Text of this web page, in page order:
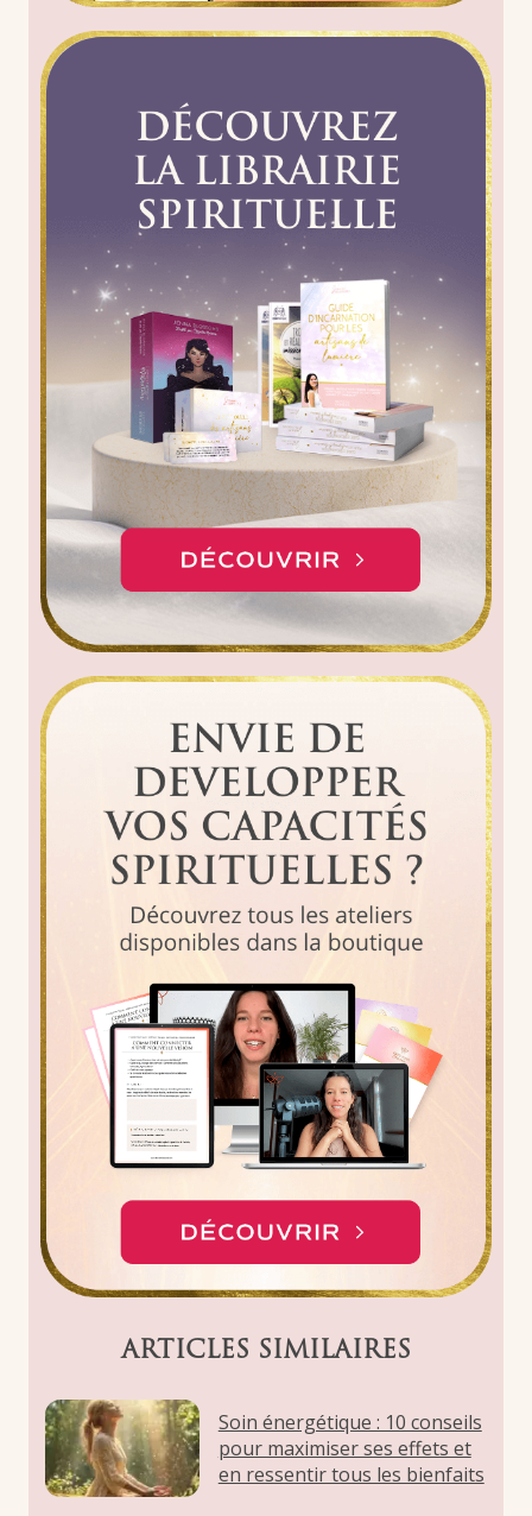
ARTICLES SIMILAIRES
Soin énergétique : 10 conseils
pour maximiser ses effets et
en ressentir tous les bienfaits